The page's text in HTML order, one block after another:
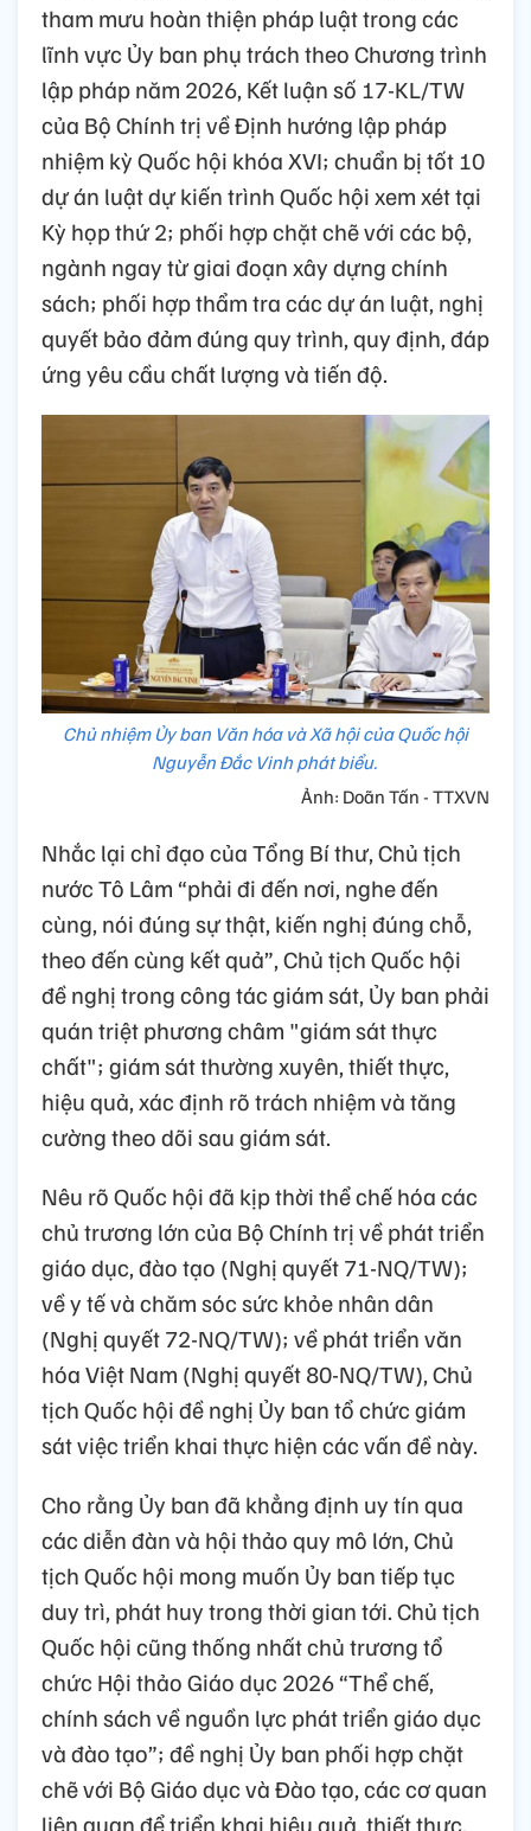
tham mưu hoàn thiện pháp luật trong các
lĩnh vực Ủy ban phụ trách theo Chương trình
lập pháp năm 2026, Kết luận số 17-KL/TW
của Bộ Chính trị về Định hướng lập pháp
nhiệm kỳ Quốc hội khóa XVI; chuẩn bị tốt 10
dự án luật dự kiến trình Quốc hội xem xét tại
Kỳ họp thứ 2; phối hợp chặt chẽ với các bộ,
ngành ngay từ giai đoạn xây dựng chính
sách; phối hợp thẩm tra các dự án luật, nghị
quyết bảo đảm đúng quy trình, quy định, đáp
ứng yêu cầu chất lượng và tiến độ.
Chủ nhiệm Ủy ban Văn hóa và Xã hội của Quốc hội
Nguyễn Đắc Vinh phát biểu.
Ảnh: Doãn Tấn - TTXVN
Nhắc lại chỉ đạo của Tổng Bí thư, Chủ tịch
nước Tô Lâm “phải đi đến nơi, nghe đến
cùng, nói đúng sự thật, kiến nghị đúng chỗ,
theo đến cùng kết quả”, Chủ tịch Quốc hội
đề nghị trong công tác giám sát, Ủy ban phải
quán triệt phương châm "giám sát thực
chất"; giám sát thường xuyên, thiết thực,
hiệu quả, xác định rõ trách nhiệm và tăng
cường theo dõi sau giám sát.
Nêu rõ Quốc hội đã kịp thời thể chế hóa các
chủ trương lớn của Bộ Chính trị về phát triển
giáo dục, đào tạo (Nghị quyết 71-NQ/TW);
về y tế và chăm sóc sức khỏe nhân dân
(Nghị quyết 72-NQ/TW); về phát triển văn
hóa Việt Nam (Nghị quyết 80-NQ/TW), Chủ
tịch Quốc hội đề nghị Ủy ban tổ chức giám
sát việc triển khai thực hiện các vấn đề này.
Cho rằng Ủy ban đã khẳng định uy tín qua
các diễn đàn và hội thảo quy mô lớn, Chủ
tịch Quốc hội mong muốn Ủy ban tiếp tục
duy trì, phát huy trong thời gian tới. Chủ tịch
Quốc hội cũng thống nhất chủ trương tổ
chức Hội thảo Giáo dục 2026 “Thể chế,
chính sách về nguồn lực phát triển giáo dục
và đào tạo”; đề nghị Ủy ban phối hợp chặt
chẽ với Bộ Giáo dục và Đào tạo, các cơ quan
liên quan để triển khai hiệu quả, thiết thực.